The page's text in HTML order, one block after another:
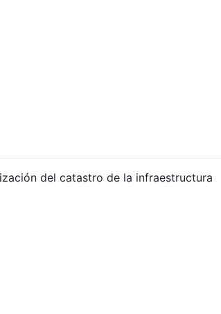
del catastro de la infraestructura